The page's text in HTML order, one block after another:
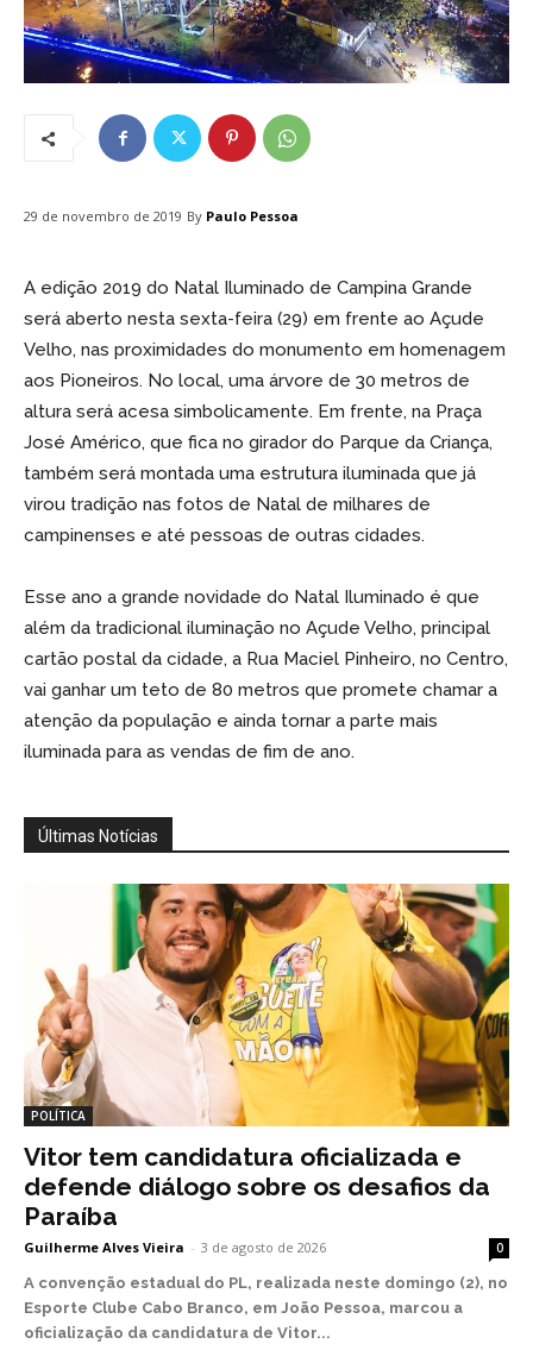
29 de novembro de 2019 By Paulo Pessoa
A edição 2019 do Natal Iluminado de Campina Grande
será aberto nesta sexta-feira (29) em frente ao Açude
Velho, nas proximidades do monumento em homenagem
aos Pioneiros. No local, uma árvore de 30 metros de
altura será acesa simbolicamente. Em frente, na Praça
José Américo, que fica no girador do Parque da Criança,
também será montada uma estrutura iluminada que já
virou tradição nas fotos de Natal de milhares de
campinenses e até pessoas de outras cidades.
Esse ano a grande novidade do Natal Iluminado é que
além da tradicional iluminação no Açude Velho, principal
cartão postal da cidade, a Rua Maciel Pinheiro, no Centro,
vai ganhar um teto de 80 metros que promete chamar a
atenção da população e ainda tornar a parte mais
iluminada para as vendas de fim de ano.
Últimas Notícias
POLÍTICA
Vitor tem candidatura oficializada e
defende diálogo sobre os desafios da
Paraíba
Guilherme Alves Vieira - 3 de agosto de 2026 0
A convenção estadual do PL, realizada neste domingo (2), no
Esporte Clube Cabo Branco, em João Pessoa, marcou a
oficialização da candidatura de Vitor...